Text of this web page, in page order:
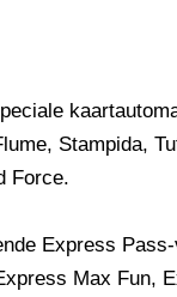
Stampida,
Force.
Express
Max Fun,